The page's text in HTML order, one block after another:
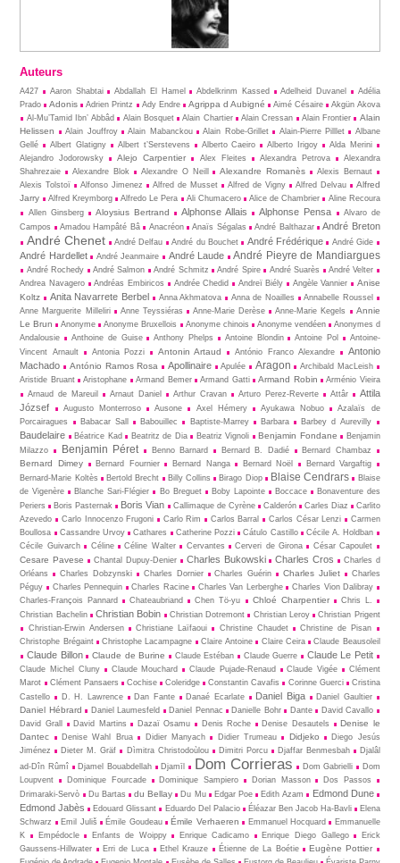
Auteurs
A427 Aaron Shabtai Abdallah El Hamel Abdelkrinm Kassed Adelheid Duvanel
Adélia
Prado
Adonis Adrien Printz Ady Endre Agrippa d Aubigné Aimé Césaire
Akgün Akova
Al-Mu’Tamid Ibn’ Abbâd
Alain Bosquet Alain Chartier Alain Cressan Alain Frontier
Alain
Helissen
Alain Jouffroy Alain Mabanckou Alain Robe-Grillet Alain-Pierre Pilllet
Albane
Gellé
Albert Glatigny Albert t’Serstevens Alberto Caeiro Alberto Irigoy
Alda Merini
Alejandro Jodorowsky
Alejo Carpentier Alex Fleites Alexandra Petrova
Alexandra
Shahrezaie
Alexandre Blok Alexandre O Neill Alexandre Romanès
Alexis Bernaut
Alexis Tolstoï
Alfonso Jimenez Alfred de Musset Alfred de Vigny Alfred Delvau
Alfred
Jarry
Alfred Kreymborg Alfredo Le Pera Ali Chumacero Alice de Chambrier
Aline Recoura
Allen Ginsberg
Aloysius Bertrand Alphonse Allais Alphonse Pensa
Alvaro de
Campos
Amadou Hampâté Bâ Anacréon Anaïs Ségalas André Balthazar André Breton
André Chenet André Delfau André du Bouchet André Frédérique André Gide
André Hardellet André Jeanmaire André Laude André Pieyre de Mandiargues
André Rochedy André Salmon André Schmitz André Spire André Suarès
André Velter
Andrea Navagero
Andréas Embiricos Andrée Chedid Andreï Biély Angèle Vannier
Anise
Koltz
Anita Navarrete Berbel Anna Akhmatova Anna de Noailles
Annabelle Roussel
Anne Marguerite Milleliri
Anne Teyssiéras Anne-Marie Derèse Anne-Marie Kegels
Annie
Le Brun
Anonyme Anonyme Bruxellois Anonyme chinois Anonyme vendéen
Anonymes d
Andalousie
Anthoine de Guise Anthony Phelps Antoine Blondin Antoine Pol
Antoine-
Vincent Arnault
Antonia Pozzi Antonin Artaud António Franco Alexandre
Antonio
Machado
António Ramos Rosa Apollinaire Apulée Aragon
Archibald MacLeish
Aristide Bruant
Aristophane Armand Bemer Armand Gatti Armand Robin
Arménio Vieira
Arnaud de Mareuil
Arnaut Daniel Arthur Cravan Arturo Perez-Reverte Attâr
Attila
József
Augusto Monterroso Ausone Axel Hémery Ayukawa Nobuo
Azalaïs de
Porcairagues
Babacar Sall Babouillec Baptiste-Marrey Barbara Barbey d Aurevilly
Baudelaire Béatrice Kad Beatritz de Dia Beatriz Vignoli Benjamin Fondane
Benjamin
Milazzo
Benjamin Péret Benno Barnard Bernard B. Dadié Bernard Chambaz
Bernard Dimey Bernard Fournier Bernard Nanga Bernard Noël
Bernard Vargaftig
Bernard-Marie Koltès
Bertold Brecht Billy Collins Birago Diop Blaise Cendrars
Blaise
de Vigenère
Blanche Sari-Flégier Bo Breguet Boby Lapointe Boccace
Bonaventure des
Periers
Boris Pasternak Boris Vian Callimaque de Cyrène Cal­derón Carles Diaz
Carlito
Azevedo
Carlo Innocenzo Frugoni Carlo Rim Carlos Barral Carlos César Lenzi
Carmen
Boullosa
Cassandre Urvoy Cathares Catherine Pozzi Cátulo Castillo
Cécile A. Holdban
Cécile Guivarch
Céline Céline Walter Cervantes Cerveri de Girona César Capoulet
Cesare Pavese Chantal Dupuy-Denier Charles Bukowski Charles Cros
Charles d
Orléans
Charles Dobzynski Charles Dornier Charles Guérin Charles Juliet
Charles
Péguy
Charles Pennequin Charles Racine Charles Van Lerberghe
Charles Vion Dalibray
Charles-François Pannard
Chateaubriand Chen Tö-yu Chloé Charpentier
Chris L.
Christian Bachelin
Christian Bobin Christian Dotremont Christian Leroy
Christian Prigent
Christian-Erwin Andersen
Christiane Laïfaoui Christine Chaudet
Christine de Pisan
Christophe Brégaint
Christophe Lacampagne Claire Antoine Claire Ceira Claude Beausoleil
Claude Billon Claude de Burine Claude Estéban Claude Guerre Claude Le Petit
Claude Michel Cluny Claude Mouchard Claude Pujade-Renaud Claude Vigée
Clément
Marot
Clément Pansaers Cochise Coleridge Constantin Cavafis Corinne Guerci
Cristina
Castello
D. H. Lawrence Dan Fante Danaé Ecarlate Daniel Biga Daniel Gaultier
Daniel Hébrard Daniel Laumesfeld Daniel Pennac Danielle Bohr Dante
David Cavallo
David Grall
David Martins Dazaï Osamu Denis Roche Denise Desautels
Denise le
Dantec
Denise Wahl Brua Didier Manyach Didier Trumeau Didjeko
Diego Jesús
Jiménez
Dieter M. Gräf Dìmitra Christodoùlou Dimitri Porcu Djaffar Benmesbah
Djalâl
ad-Dîn Rûmî
Djamel Bouabdellah Djamīl Dom Corrieras Dom Gabrielli
Dom
Loupvent
Dominique Fourcade Dominique Sampiero Dorian Masson
Dos Passos
Drimaraki-Servò
Du Bartas du Bellay Du Mu Edgar Poe Edith Azam
Edmond Dune
Edmond Jabès
Edouard Glissant Eduardo Del Palacio Éléazar Ben Jacob Ha-Bavli
Elena
Schwarz
Emil Juliš Émile Goudeau Émile Verhaeren Emmanuel Hocquard
Emmanuelle
K
Empédocle Enfants de Woippy Enrique Cadicamo Enrique Diego Gallego
Erick
Gaussens-Hillwater
Erri de Luca Ethel Krauze Étienne de La Boétie Eugène Pottier